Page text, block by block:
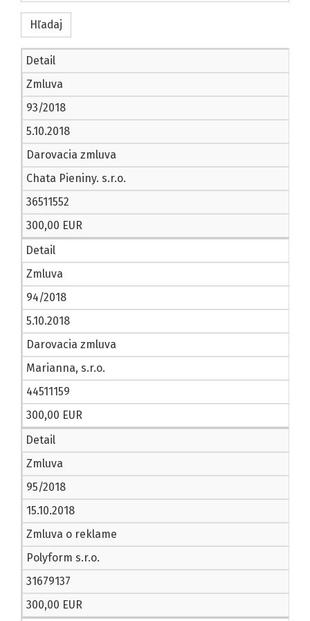
Detail
Zmluva
93/2018
5.10.2018
Darovacia zmluva
Chata Pieniny. s.r.o.
36511552
300,00 EUR
Detail
Zmluva
94/2018
5.10.2018
Darovacia zmluva
Marianna, s.r.o.
44511159
300,00 EUR
Detail
Zmluva
95/2018
15.10.2018
Zmluva o reklame
Polyform s.r.o.
31679137
300,00 EUR